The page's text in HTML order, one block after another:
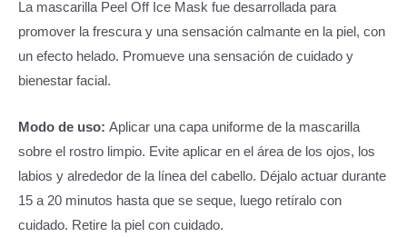
La mascarilla Peel Off Ice Mask fue desarrollada para
promover la frescura y una sensación calmante en la piel, con
un efecto helado. Promueve una sensación de cuidado y
bienestar facial.
Modo de uso: Aplicar una capa uniforme de la mascarilla
sobre el rostro limpio. Evite aplicar en el área de los ojos, los
labios y alrededor de la línea del cabello. Déjalo actuar durante
15 a 20 minutos hasta que se seque, luego retíralo con
cuidado. Retire la piel con cuidado.